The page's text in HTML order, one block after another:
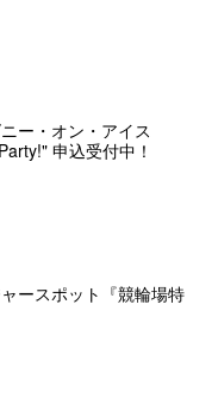
ー・オン・アイス
申込受付中！
ースポット『競輪場特